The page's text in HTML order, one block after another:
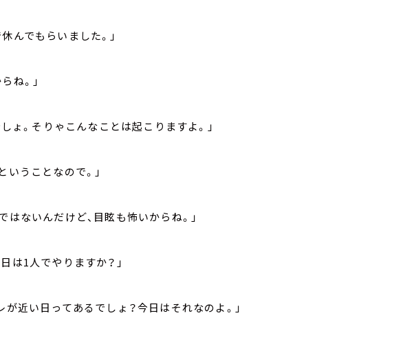
んでもらいました。」
ね。」
ょ。そりゃこんなことは起こりますよ。」
いうことなので。」
はないんだけど、目眩も怖いからね。」
は1人でやりますか？」
近い日ってあるでしょ？今日はそれなのよ。」